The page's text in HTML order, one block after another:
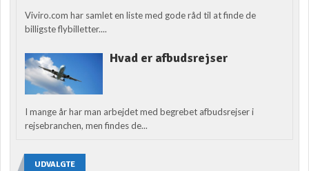
Viviro.com har samlet en liste med gode råd til at finde de
billigste flybilletter....
Hvad er afbudsrejser
I mange år har man arbejdet med begrebet afbudsrejser i
rejsebranchen, men findes de...
UDVALGTE